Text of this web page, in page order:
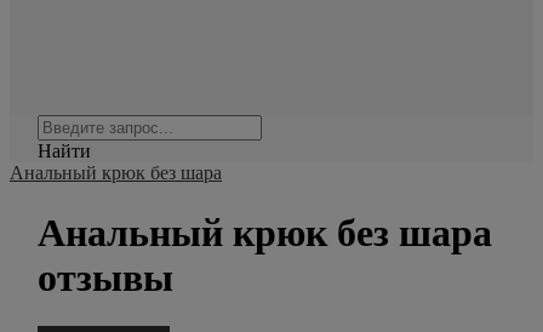
Найти
Анальный крюк без шара
Анальный крюк без шара
отзывы